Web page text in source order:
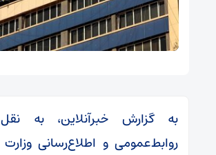
به گزارش خبرآنلاین، به
روابط‌عمومی و اطلاع‌رسانی وزارت